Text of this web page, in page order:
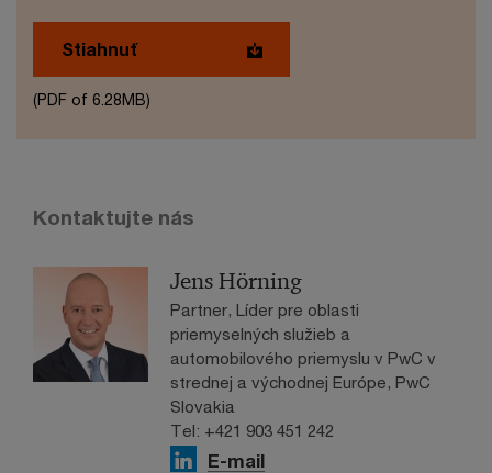
Stiahnuť
(PDF of 6.28MB)
Kontaktujte nás
Jens Hörning
Partner, Líder pre oblasti
priemyselných služieb a
automobilového priemyslu v PwC v
strednej a východnej Európe, PwC
Slovakia
Tel: +421 903 451 242
E-mail